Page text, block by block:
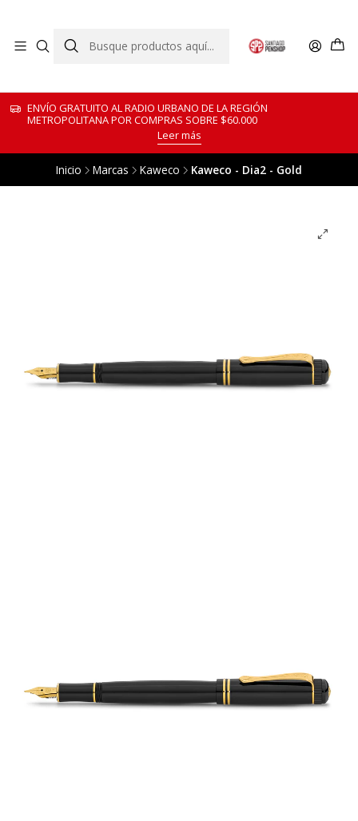
ENVÍO GRATUITO AL RADIO URBANO DE LA REGIÓN
METROPOLITANA POR COMPRAS SOBRE $60.000
Leer más
Inicio Marcas Kaweco Kaweco - Dia2 - Gold